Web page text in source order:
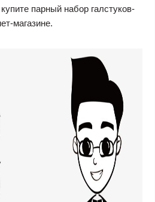
парный набор галстуков-
магазине.